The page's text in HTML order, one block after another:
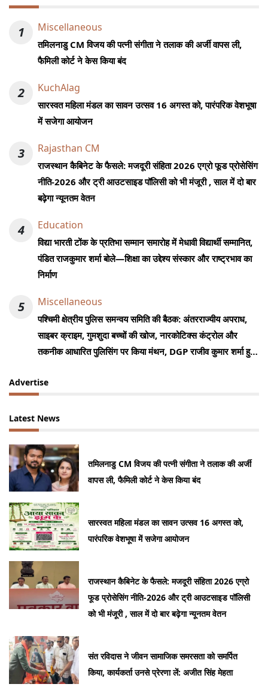
1 Miscellaneous
तमिलनाडु CM विजय की पत्नी संगीता ने तलाक की अर्जी वापस ली,
फैमिली कोर्ट ने केस किया बंद
2 KuchAlag
सारस्वत महिला मंडल का सावन उत्सव 16 अगस्त को, पारंपरिक वेशभूषा
में सजेगा आयोजन
3 Rajasthan CM
राजस्थान कैबिनेट के फैसले: मजदूरी संहिता 2026 एग्रो फूड प्रोसेसिंग
नीति-2026 और ट्री आउटसाइड पॉलिसी को भी मंजूरी , साल में दो बार
बढ़ेगा न्यूनतम वेतन
4 Education
विद्या भारती टोंक के प्रतिभा सम्मान समारोह में मेधावी विद्यार्थी सम्मानित,
पंडित राजकुमार शर्मा बोले—शिक्षा का उद्देश्य संस्कार और राष्ट्रभाव का
निर्माण
5 Miscellaneous
पश्चिमी क्षेत्रीय पुलिस समन्वय समिति की बैठक: अंतरराज्यीय अपराध,
साइबर क्राइम, गुमशुदा बच्चों की खोज, नारकोटिक्स कंट्रोल और
तकनीक आधारित पुलिसिंग पर किया मंथन, DGP राजीव कुमार शर्मा हुए
Advertise
Latest News
तमिलनाडु CM विजय की पत्नी संगीता ने तलाक की अर्जी
वापस ली, फैमिली कोर्ट ने केस किया बंद
सारस्वत महिला मंडल का सावन उत्सव 16 अगस्त को,
पारंपरिक वेशभूषा में सजेगा आयोजन
राजस्थान कैबिनेट के फैसले: मजदूरी संहिता 2026 एग्रो
फूड प्रोसेसिंग नीति-2026 और ट्री आउटसाइड पॉलिसी
को भी मंजूरी , साल में दो बार बढ़ेगा न्यूनतम वेतन
संत रविदास ने जीवन सामाजिक समरसता को समर्पित
किया, कार्यकर्ता उनसे प्रेरणा लें: अजीत सिंह मेहता